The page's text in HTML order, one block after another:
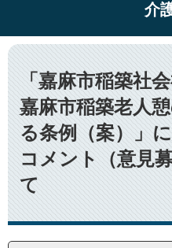
介
本
文
「嘉麻市稲築社
嘉麻市稲築老人
る条例（案）」
コメント（意見
て